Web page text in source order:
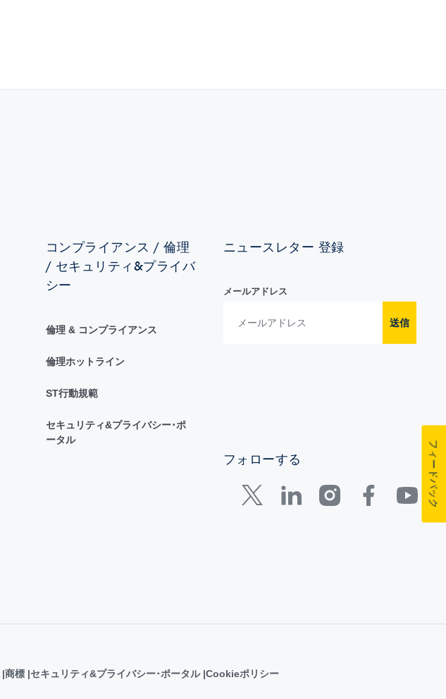
コンプライアンス / 倫理
/ セキュリティ&プライバ
シー
倫理 & コンプライアンス
倫理ホットライン
ST行動規範
セキュリティ&プライバシー･ポ
ータル
ニュースレター 登録
メールアドレス
送信
フォローする
商標 セキュリティ&プライバシー･ポータル Cookieポリシー
フィードバック